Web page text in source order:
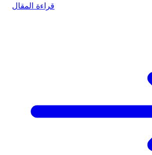
قراءة المقال